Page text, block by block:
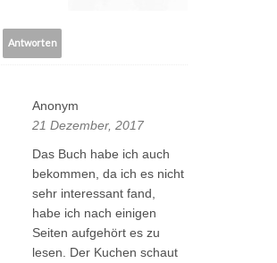
Antworten
Anonym
21 Dezember, 2017
Das Buch habe ich auch
bekommen, da ich es nicht
sehr interessant fand,
habe ich nach einigen
Seiten aufgehört es zu
lesen. Der Kuchen schaut